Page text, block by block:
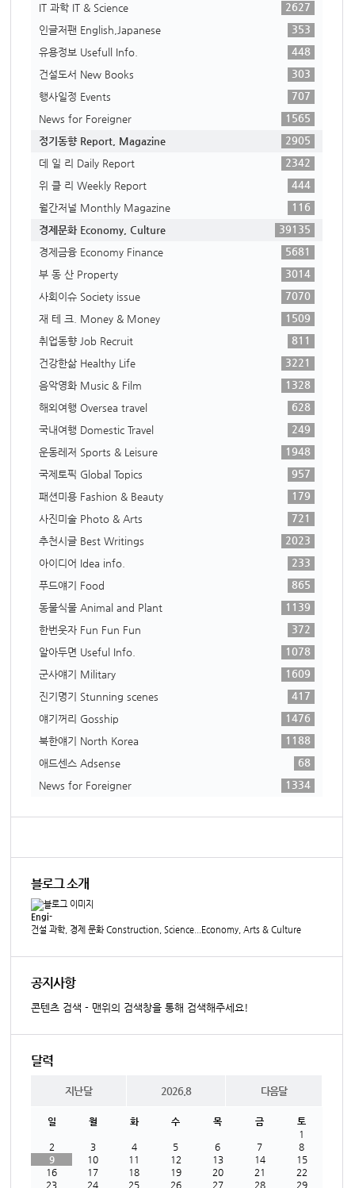
IT 과학 IT & Science
2627
인글저팬 English,Japanese
353
유용정보 Usefull Info.
448
건설도서 New Books
303
행사일정 Events
707
News for Foreigner
1565
정기동향 Report, Magazine
2905
데 일 리 Daily Report
2342
위 클 리 Weekly Report
444
월간저널 Monthly Magazine
116
경제문화 Economy, Culture
39135
경제금융 Economy Finance
5681
부 동 산 Property
3014
사회이슈 Society issue
7070
재 테 크. Money & Money
1509
취업동향 Job Recruit
811
건강한삶 Healthy Life
3221
음악영화 Music & Film
1328
해외여행 Oversea travel
628
국내여행 Domestic Travel
249
운동레저 Sports & Leisure
1948
국제토픽 Global Topics
957
패션미용 Fashion & Beauty
179
사진미술 Photo & Arts
721
추천시글 Best Writings
2023
아이디어 Idea info.
233
푸드얘기 Food
865
동물식물 Animal and Plant
1139
한번웃자 Fun Fun Fun
372
알아두면 Useful Info.
1078
군사얘기 Military
1609
진기명기 Stunning scenes
417
얘기꺼리 Gosship
1476
북한얘기 North Korea
1188
애드센스 Adsense
68
News for Foreigner
1334
블로그 소개
Engi-
건설 과학, 경제 문화 Construction, Science...Economy, Arts & Culture
공지사항
콘텐츠 검색 - 맨위의 검색창을 통해 검색해주세요!
달력
지난달 2026.8 다음달
일 월 화 수 목 금
토
1
2
3 4 5 6 7
8
9
10 11 12 13 14
15
16
17 18 19 20 21
22
23
24 25 26 27 28 29